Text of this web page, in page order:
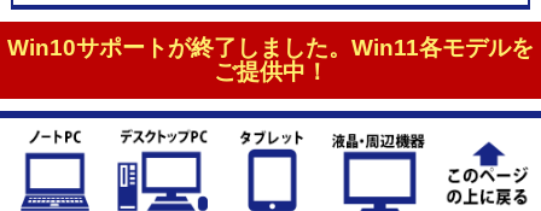
Win10サポートが終了しました。Win11各モデルを
ご提供中！